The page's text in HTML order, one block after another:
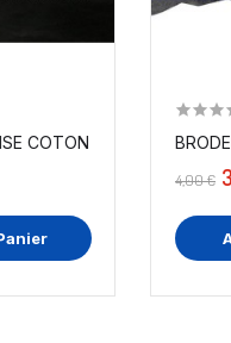
COTON AU MÈTRE EN
4,00 €